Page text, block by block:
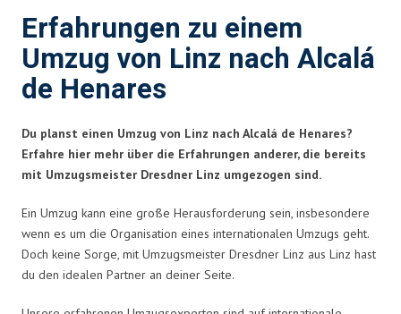
Erfahrungen zu einem
Umzug von Linz nach Alcalá
de Henares
Du planst einen Umzug von Linz nach Alcalá de Henares?
Erfahre hier mehr über die Erfahrungen anderer, die bereits
mit Umzugsmeister Dresdner Linz umgezogen sind.
Ein Umzug kann eine große Herausforderung sein, insbesondere
wenn es um die Organisation eines internationalen Umzugs geht.
Doch keine Sorge, mit Umzugsmeister Dresdner Linz aus Linz hast
du den idealen Partner an deiner Seite.